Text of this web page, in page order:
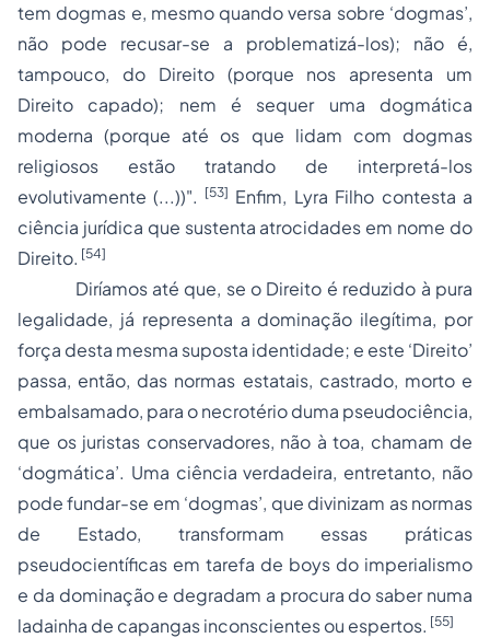
tem dogmas e, mesmo quando versa sobre ‘dogmas’,
não pode recusar-se a problematizá-los); não é,
tampouco, do Direito (porque nos apresenta um
Direito capado); nem é sequer uma dogmática
moderna (porque até os que lidam com dogmas
religiosos estão tratando de interpretá-los
evolutivamente (...))". [53] Enfim, Lyra Filho contesta a
ciência jurídica que sustenta atrocidades em nome do
Direito. [54]
Diríamos até que, se o Direito é reduzido à pura
legalidade, já representa a dominação ilegítima, por
força desta mesma suposta identidade; e este ‘Direito’
passa, então, das normas estatais, castrado, morto e
embalsamado, para o necrotério duma pseudociência,
que os juristas conservadores, não à toa, chamam de
‘dogmática’. Uma ciência verdadeira, entretanto, não
pode fundar-se em ‘dogmas’, que divinizam as normas
de Estado, transformam essas práticas
pseudocientíficas em tarefa de boys do imperialismo
e da dominação e degradam a procura do saber numa
ladainha de capangas inconscientes ou espertos. [55]